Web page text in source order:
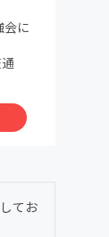
会に
てお